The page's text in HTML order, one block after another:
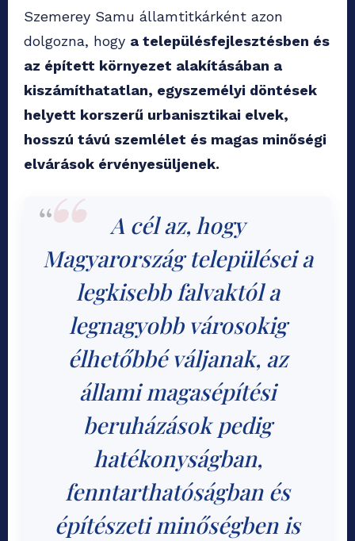
Szemerey Samu államtitkárként azon
dolgozna, hogy a településfejlesztésben és
az épített környezet alakításában a
kiszámíthatatlan, egyszemélyi döntések
helyett korszerű urbanisztikai elvek,
hosszú távú szemlélet és magas minőségi
elvárások érvényesüljenek.
A cél az, hogy
Magyarország települései a
legkisebb falvaktól a
legnagyobb városokig
élhetőbbé váljanak, az
állami magasépítési
beruházások pedig
hatékonyságban,
fenntarthatóságban és
építészeti minőségben is